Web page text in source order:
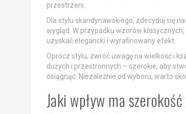
przestrzeni.
Dla stylu skandynawskiego, zdecyduj się
wygląd. W przypadku wzorów
uzyskać elegancki i wyrafinowany efekt.
Oprócz stylu, zwróć uwagę na wielkość i
dużych i przestronnych – szerokie, aby
osiągnąć. Niezależnie od wyboru, warto
Jaki wpływ ma